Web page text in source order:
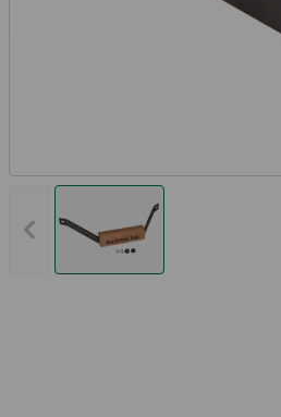
Vorheriges Bild anzeigen